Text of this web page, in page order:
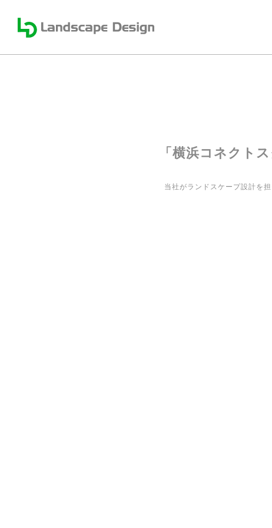
「横浜コネクト
当社がランドスケープ設計を